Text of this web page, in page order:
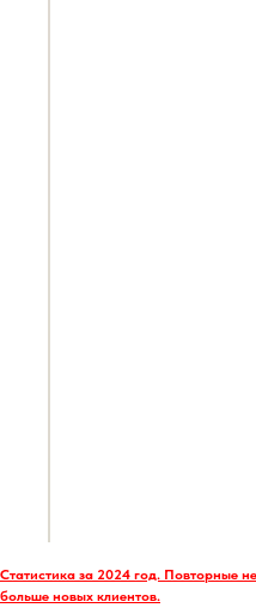
Статистика за 2024 год. Повторные
больше новых клиентов.